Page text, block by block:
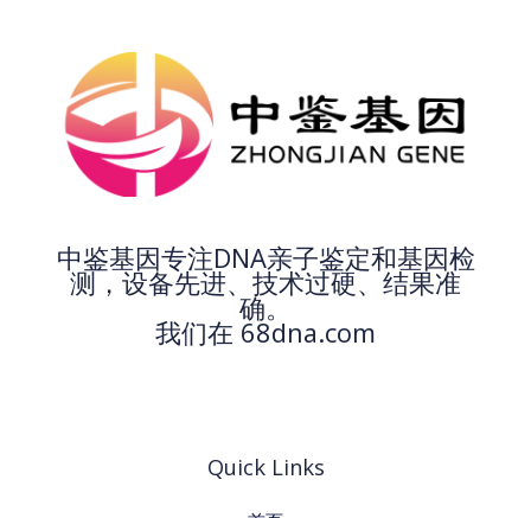
中鉴基因专注DNA亲子鉴定和基因检
测，设备先进、技术过硬、结果准
确。
我们在 68dna.com
Quick Links